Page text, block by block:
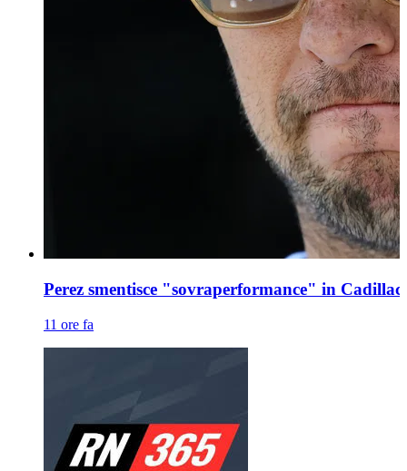
Perez smentisce "sovraperformance" in
11 ore fa